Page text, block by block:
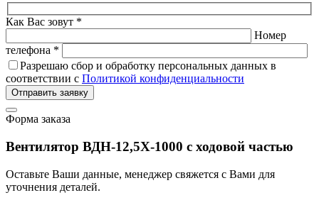
Как Вас зовут *
Номер
телефона *
Разрешаю сбор и обработку персональных данных в
соответствии с Политикой конфиденциальности
Отправить заявку
Форма заказа
Вентилятор ВДН-12,5Х-1000 с ходовой частью
Оставьте Ваши данные, менеджер свяжется с Вами для
уточнения деталей.